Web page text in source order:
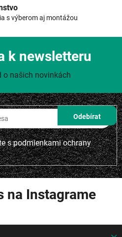
s výberom aj montážou
spodmienkami ochrany
k newsletteru
o našich novinkách
na Instagrame